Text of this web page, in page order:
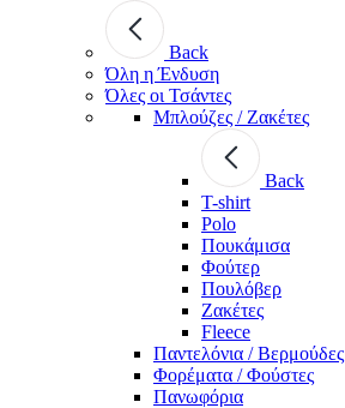
Back
Όλη η Ένδυση
Όλες οι Τσάντες
Μπλούζες / Ζακέτες
Back
T-shirt
Polo
Πουκάμισα
Φούτερ
Πουλόβερ
Ζακέτες
Fleece
Παντελόνια / Βερμούδες
Φορέματα / Φούστες
Πανωφόρια